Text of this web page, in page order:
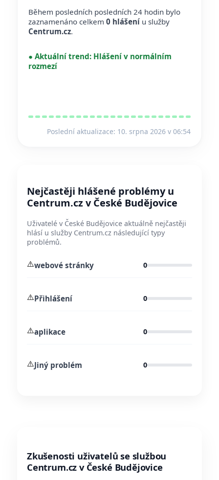
Během posledních posledních 24 hodin bylo
zaznamenáno celkem 0 hlášení u služby
Centrum.cz.
● Aktuální trend: Hlášení v normálním
rozmezí
Poslední aktualizace: 10. srpna 2026 v 06:54
Nejčastěji hlášené problémy u
Centrum.cz v České Budějovice
Uživatelé v České Budějovice aktuálně nejčastěji
hlásí u služby Centrum.cz následující typy
problémů.
⚠️webové stránky 0
⚠️Přihlášení 0
⚠️aplikace 0
⚠️Jiný problém 0
Zkušenosti uživatelů se službou
Centrum.cz v České Budějovice